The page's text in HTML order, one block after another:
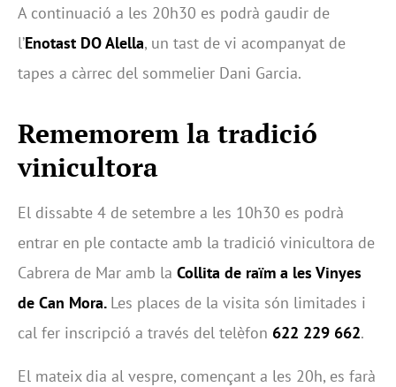
A continuació a les 20h30 es podrà gaudir de
l’Enotast DO Alella, un tast de vi acompanyat de
tapes a càrrec del sommelier Dani Garcia.
Rememorem la tradició
vinicultora
El dissabte 4 de setembre a les 10h30 es podrà
entrar en ple contacte amb la tradició vinicultora de
Cabrera de Mar amb la Collita de raïm a les Vinyes
de Can Mora. Les places de la visita són limitades i
cal fer inscripció a través del telèfon 622 229 662.
El mateix dia al vespre, començant a les 20h, es farà